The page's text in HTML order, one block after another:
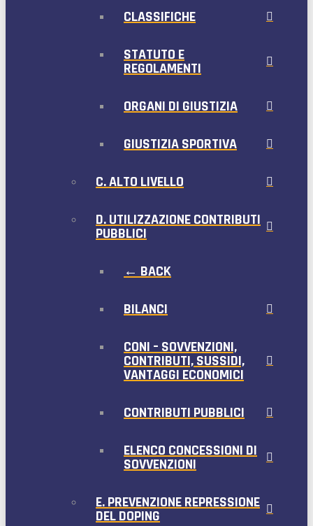
CLASSIFICHE
STATUTO E
REGOLAMENTI
ORGANI DI GIUSTIZIA
GIUSTIZIA SPORTIVA
C. ALTO LIVELLO
D. UTILIZZAZIONE CONTRIBUTI
PUBBLICI
← BACK
BILANCI
CONI – SOVVENZIONI,
CONTRIBUTI, SUSSIDI,
VANTAGGI ECONOMICI
CONTRIBUTI PUBBLICI
ELENCO CONCESSIONI DI
SOVVENZIONI
E. PREVENZIONE REPRESSIONE
DEL DOPING